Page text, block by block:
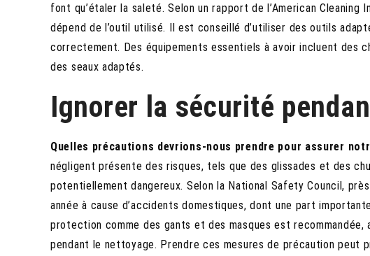
font qu’étaler la saleté. Selon un rapport de l’American Cleaning
dépend de l’outil utilisé. Il est conseillé d’utiliser des outils
correctement. Des équipements essentiels à avoir incluent des
des seaux adaptés.
Ignorer la sécurité
Quelles précautions devrions-nous prendre pour assurer
négligent présente des risques, tels que des glissades et des
potentiellement dangereux. Selon la National Safety Council,
année à cause d’accidents domestiques, dont une part
protection comme des gants et des masques est recommandée,
pendant le nettoyage. Prendre ces mesures de précaution peut